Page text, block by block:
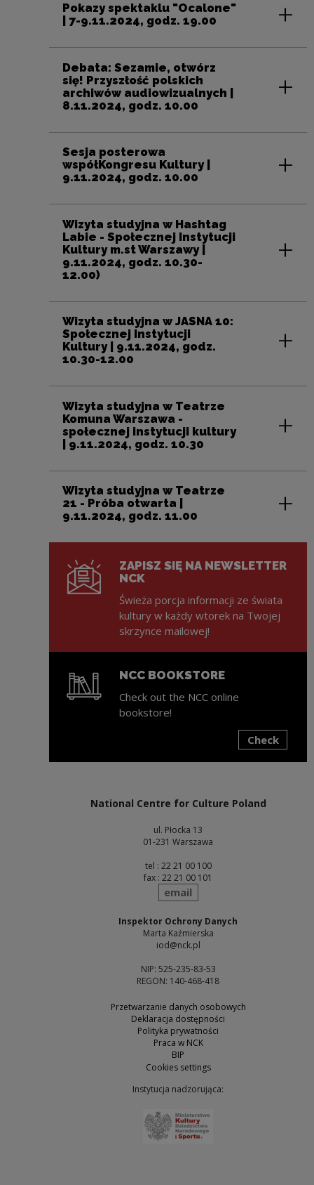
Pokazy spektaklu "Ocalone"
| 7-9.11.2024, godz. 19.00
Debata: Sezamie, otwórz
się! Przyszłość polskich
archiwów audiowizualnych |
8.11.2024, godz. 10.00
Sesja posterowa
współKongresu Kultury |
9.11.2024, godz. 10.00
Wizyta studyjna w Hashtag
Labie - Społecznej Instytucji
Kultury m.st Warszawy |
9.11.2024, godz. 10.30-
12.00)
Wizyta studyjna w JASNA 10:
Społecznej Instytucji
Kultury | 9.11.2024, godz.
10.30-12.00
Wizyta studyjna w Teatrze
Komuna Warszawa -
społecznej instytucji kultury
| 9.11.2024, godz. 10.30
Wizyta studyjna w Teatrze
21 - Próba otwarta |
9.11.2024, godz. 11.00
ZAPISZ SIĘ NA NEWSLETTER
NCK
Świeża porcja informacji ze świata
kultury w każdy wtorek na Twojej
skrzynce mailowej!
NCC BOOKSTORE
Check out the NCC online
bookstore!
Check
National Centre for Culture Poland
ul. Płocka 13
01-231 Warszawa
tel : 22 21 00 100
fax : 22 21 00 101
send
email
Inspektor Ochrony Danych
Marta Kaźmierska
iod@nck.pl
NIP: 525-235-83-53
REGON: 140-468-418
Przetwarzanie danych osobowych
Deklaracja dostępności
Polityka prywatności
Praca w NCK
BIP
Cookies settings
Instytucja nadzorująca: